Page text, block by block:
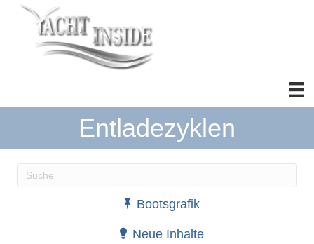
Entladezyklen
Wenn die Ergebnisse der automatischen
Bootsgrafik
Neue Inhalte